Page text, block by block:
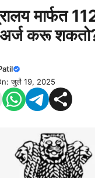
मार्फत
करू
जुलै 19, 2025